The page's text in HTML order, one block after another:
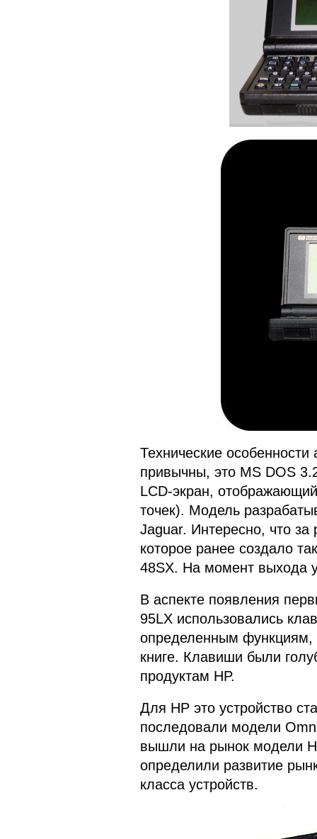
Технические
привычны, это MS DOS
LCD-экран,
точек). Модель
Jaguar. Интересно, что за
которое ранее создало
48SX. На момент выхода
В аспекте появления
95LX использовались
определенным
книге. Клавиши были
продуктам HP.
Для HP это устройство
последовали модели
вышли на рынок модели
определили развитие
класса устройств.